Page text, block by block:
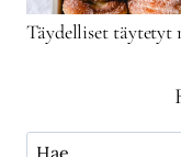
Täydelliset täytetyt
Käytä